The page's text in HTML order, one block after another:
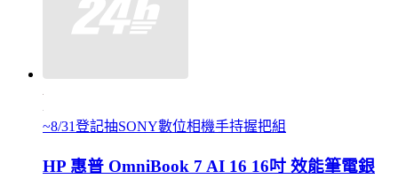
~8/31登記抽SONY數位相機手持握把組
HP 惠普 OmniBook 7 AI 16 16吋 效能筆電銀